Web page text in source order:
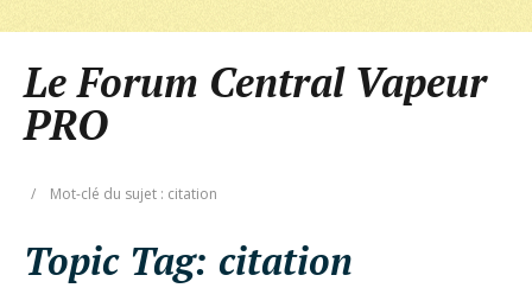
Le Forum Central Vapeur
PRO
/ Mot-clé du sujet : citation
Topic Tag: citation